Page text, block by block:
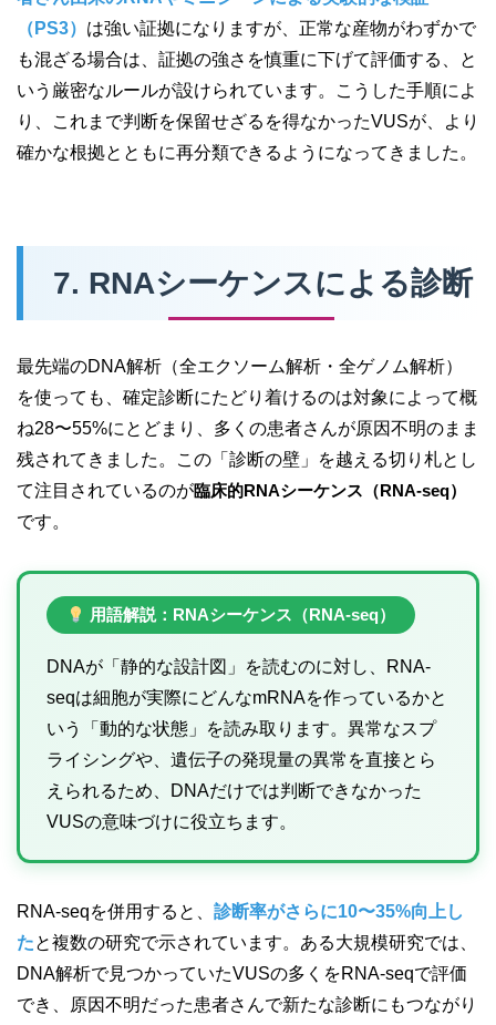
（PS3） は強い証拠になりますが、正常な産物がわずかで
も混ざる場合は、証拠の強さを慎重に下げて評価する、と
いう厳密なルールが設けられています。こうした手順によ
り、これまで判断を保留せざるを得なかったVUSが、より
確かな根拠とともに再分類できるようになってきました。
7. RNAシーケンスによる診断
最先端のDNA解析（全エクソーム解析・全ゲノム解析）
を使っても、確定診断にたどり着けるのは対象によって概
ね28〜55%にとどまり、多くの患者さんが原因不明のまま
残されてきました。この「診断の壁」を越える切り札とし
て注目されているのが臨床的RNAシーケンス（RNA-seq）
です。
用語解説：RNAシーケンス（RNA-seq）
DNAが「静的な設計図」を読むのに対し、RNA-
seqは細胞が実際にどんなmRNAを作っているかと
いう「動的な状態」を読み取ります。異常なスプ
ライシングや、遺伝子の発現量の異常を直接とら
えられるため、DNAだけでは判断できなかった
VUSの意味づけに役立ちます。
RNA-seqを併用すると、 診断率がさらに10〜35%向上し
たと複数の研究で示されています。ある大規模研究では、
DNA解析で見つかっていたVUSの多くをRNA-seqで評価
でき、原因不明だった患者さんで新たな診断にもつながり